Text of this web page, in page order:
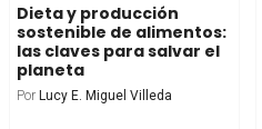
Dieta y producción
sostenible de alimentos:
las claves para salvar el
planeta
Por Lucy E. Miguel Villeda